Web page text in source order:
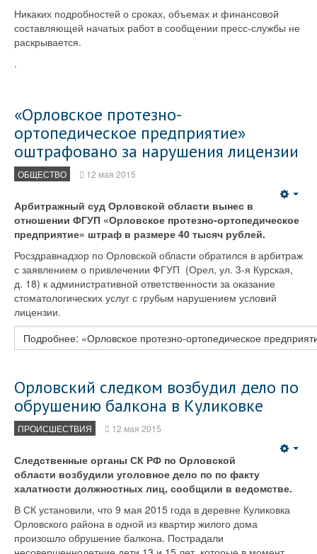
Никаких подробностей о сроках, объемах и финансовой
составляющей начатых работ в сообщении пресс-службы не
раскрывается.
.
«Орловское протезно-
ортопедическое предприятие»
оштрафовано за нарушения лицензии
ОБЩЕСТВО 12 мая 2015
Арбитражный суд Орловской области вынес в
отношении ФГУП «Орловское протезно-ортопедическое
предприятие» штраф в размере 40 тысяч рублей.
Росздравнадзор по Орловской области обратился в арбитраж
с заявлением о привлечении ФГУП (Орел, ул. 3-я Курская,
д. 18) к административной ответственности за оказание
стоматологических услуг с грубым нарушением условий
лицензии.
Подробнее: «Орловское протезно-ортопедическое
Орловский следком возбудил дело по
обрушению балкона в Куликовке
ПРОИСШЕСТВИЯ 12 мая 2015
Следственные органы СК РФ по Орловской
области возбудили уголовное дело по по факту
халатности должностных лиц, сообщили в ведомстве.
В СК установили, что 9 мая 2015 года в деревне Куликовка
Орловского района в одной из квартир жилого дома
произошло обрушение балкона. Пострадали